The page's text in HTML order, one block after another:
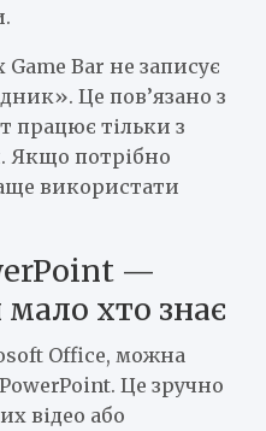
Bar не записує
Це пов’язано з
працює тільки з
Якщо потрібно
використати
—
мало хто знає
Office, можна
Це зручно
відео або